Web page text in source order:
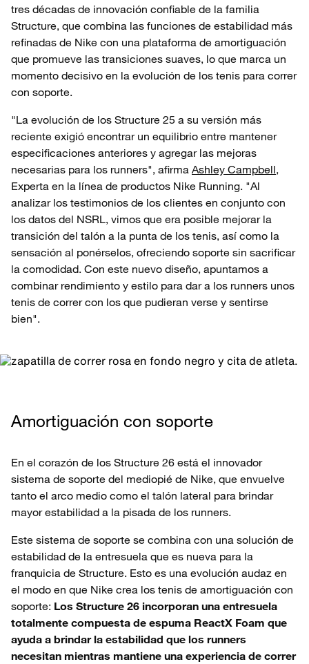
tres décadas de innovación confiable de la familia
Structure, que combina las funciones de estabilidad más
refinadas de Nike con una plataforma de amortiguación
que promueve las transiciones suaves, lo que marca un
momento decisivo en la evolución de los tenis para correr
con soporte.
"La evolución de los Structure 25 a su versión más
reciente exigió encontrar un equilibrio entre mantener
especificaciones anteriores y agregar las mejoras
necesarias para los runners", afirma Ashley Campbell,
Experta en la línea de productos Nike Running. "Al
analizar los testimonios de los clientes en conjunto con
los datos del NSRL, vimos que era posible mejorar la
transición del talón a la punta de los tenis, así como la
sensación al ponérselos, ofreciendo soporte sin sacrificar
la comodidad. Con este nuevo diseño, apuntamos a
combinar rendimiento y estilo para dar a los runners unos
tenis de correr con los que pudieran verse y sentirse
bien".
Amortiguación con soporte
En el corazón de los Structure 26 está el innovador
sistema de soporte del mediopié de Nike, que envuelve
tanto el arco medio como el talón lateral para brindar
mayor estabilidad a la pisada de los runners.
Este sistema de soporte se combina con una solución de
estabilidad de la entresuela que es nueva para la
franquicia de Structure. Esto es una evolución audaz en
el modo en que Nike crea los tenis de amortiguación con
soporte: Los Structure 26 incorporan una entresuela
totalmente compuesta de espuma ReactX Foam que
ayuda a brindar la estabilidad que los runners
necesitan mientras mantiene una experiencia de correr